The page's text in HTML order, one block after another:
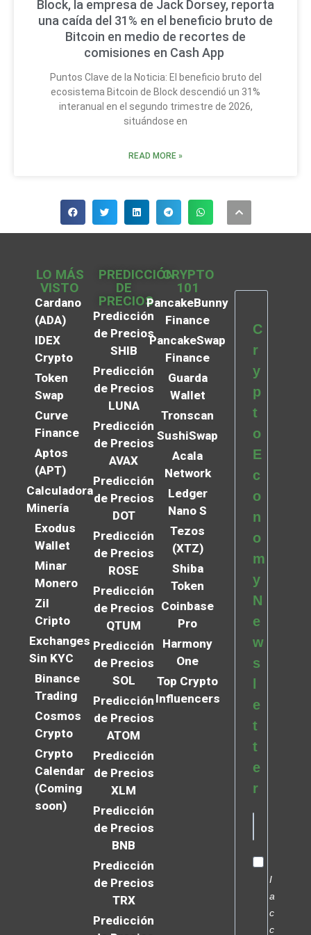
Block, la empresa de Jack Dorsey, reporta
una caída del 31% en el beneficio bruto de
Bitcoin en medio de recortes de
comisiones en Cash App
Puntos Clave de la Noticia: El beneficio bruto del
ecosistema Bitcoin de Block descendió un 31%
interanual en el segundo trimestre de 2026,
situándose en
READ MORE »
LO MÁS
VISTO
Cardano
(ADA)
IDEX
Crypto
Token
Swap
Curve
Finance
Aptos
(APT)
Calculadora
Minería
Exodus
Wallet
Minar
Monero
Zil
Cripto
Exchanges
Sin KYC
Binance
Trading
Cosmos
Crypto
Crypto
Calendar
(Coming
soon)
PREDICCIÓN
DE
PRECIOS
Predicción
de Precios
SHIB
Predicción
de Precios
LUNA
Predicción
de Precios
AVAX
Predicción
de Precios
DOT
Predicción
de Precios
ROSE
Predicción
de Precios
QTUM
Predicción
de Precios
SOL
Predicción
de Precios
ATOM
Predicción
de Precios
XLM
Predicción
de Precios
BNB
Predicción
de Precios
TRX
Predicción
CRYPTO
101
PancakeBunny
Finance
PancakeSwap
Finance
Guarda
Wallet
Tronscan
SushiSwap
Acala
Network
Ledger
Nano S
Tezos
(XTZ)
Shiba
Token
Coinbase
Pro
Harmony
One
Top Crypto
Influencers
C
r
y
p
t
o
E
c
o
n
o
m
y
N
e
w
s
e
t
t
e
r
I
a
c
c